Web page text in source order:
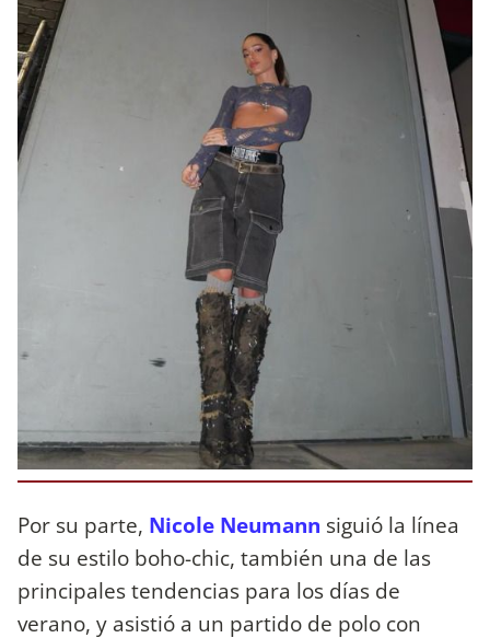
Por su parte, Nicole Neumann siguió la línea
de su estilo boho-chic, también una de las
principales tendencias para los días de
verano, y asistió a un partido de polo con